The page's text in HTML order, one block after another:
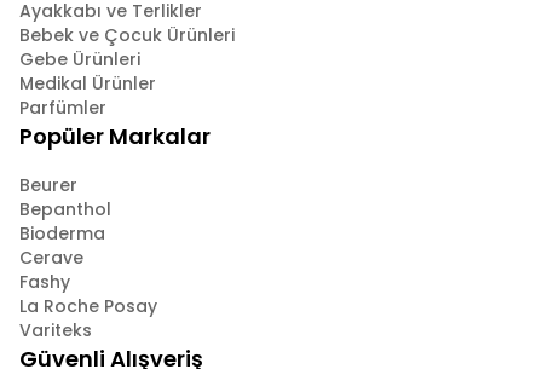
Ayakkabı ve Terlikler
Bebek ve Çocuk Ürünleri
Gebe Ürünleri
Medikal Ürünler
Parfümler
Popüler Markalar
Beurer
Bepanthol
Bioderma
Cerave
Fashy
La Roche Posay
Variteks
Güvenli Alışveriş